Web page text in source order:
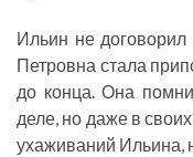
Ильин не
Петровна стала
до конца. Она
деле, но даже в
ухаживаний Ильина,